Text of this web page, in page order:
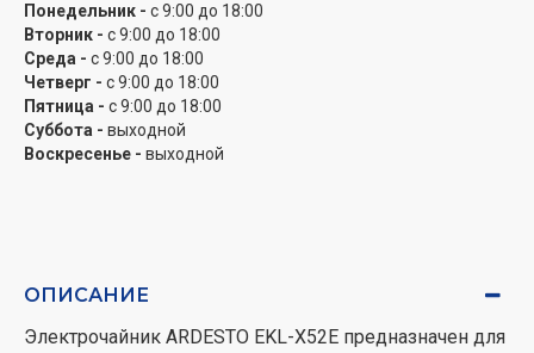
Понедельник - с 9:00 до 18:00
Вторник - с 9:00 до 18:00
Среда - с 9:00 до 18:00
Четверг - с 9:00 до 18:00
Пятница - с 9:00 до 18:00
Суббота - выходной
Воскресенье - выходной
ОПИСАНИЕ
Электрочайник ARDESTO EKL-X52E предназначен для